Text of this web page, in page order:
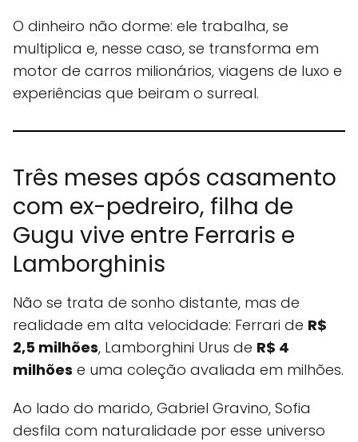
O dinheiro não dorme: ele trabalha, se
multiplica e, nesse caso, se transforma em
motor de carros milionários, viagens de luxo e
experiências que beiram o surreal.
Três meses após casamento
com ex-pedreiro, filha de
Gugu vive entre Ferraris e
Lamborghinis
Não se trata de sonho distante, mas de
realidade em alta velocidade: Ferrari de R$
2,5 milhões, Lamborghini Urus de R$ 4
milhões e uma coleção avaliada em milhões.
Ao lado do marido, Gabriel Gravino, Sofia
desfila com naturalidade por esse universo